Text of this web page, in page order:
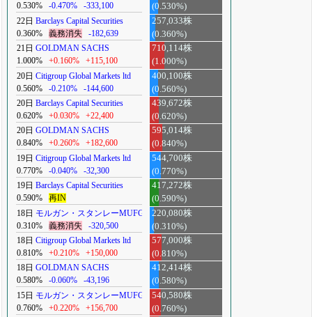
0.530%
-0.470% -333,100
(0.530%)
22日 Barclays Capital Securities
0.360%
義務消失 -182,639
257,033株
(0.360%)
21日 GOLDMAN SACHS
1.000%
+0.160% +115,100
710,114株
(1.000%)
20日 Citigroup Global Markets ltd
0.560%
-0.210% -144,600
400,100株
(0.560%)
20日 Barclays Capital Securities
0.620%
+0.030% +22,400
439,672株
(0.620%)
20日 GOLDMAN SACHS
0.840%
+0.260% +182,600
595,014株
(0.840%)
19日 Citigroup Global Markets ltd
0.770%
-0.040% -32,300
544,700株
(0.770%)
19日 Barclays Capital Securities
0.590%
再IN
417,272株
(0.590%)
18日 モルガン・スタンレーMUFG
0.310%
義務消失 -320,500
220,080株
(0.310%)
18日 Citigroup Global Markets ltd
0.810%
+0.210% +150,000
577,000株
(0.810%)
18日 GOLDMAN SACHS
0.580%
-0.060% -43,196
412,414株
(0.580%)
15日 モルガン・スタンレーMUFG
0.760%
+0.220% +156,700
540,580株
(0.760%)